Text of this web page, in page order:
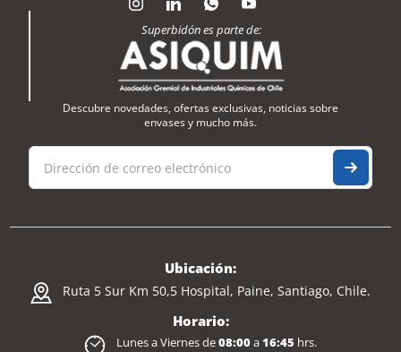
Superbidón es parte de:
Descubre novedades, ofertas exclusivas, noticias sobre
envases y mucho más.
Ubicación:
Ruta 5 Sur Km 50,5 Hospital, Paine, Santiago, Chile.
Horario:
Lunes a Viernes de08:00a16:45 hrs.